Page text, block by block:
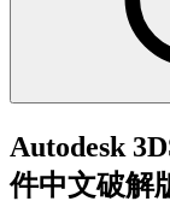
Autodesk
件中文破解